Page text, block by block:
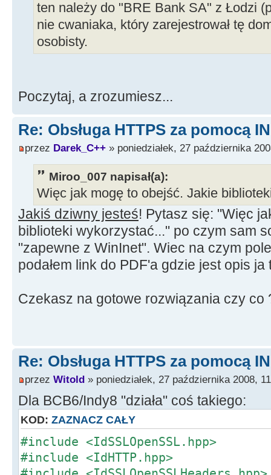
ten należy do "BRE Bank SA" z Łodzi
nie cwaniaka, który zarejestrował tę
osobisty.
Poczytaj, a zrozumiesz...
Re: Obsługa HTTPS za pomocą
przez Darek_C++ » poniedziałek, 27 października
Miroo_007 napisał(a):
Więc jak mogę to obejść. Jakie
Jakiś dziwny jesteś! Pytasz się: "Więc
biblioteki wykorzystać..." po czym sam
"zapewne z WinInet". Wiec na czym
podałem link do PDF'a gdzie jest opis ja
Czekasz na gotowe rozwiązania czy co
Re: Obsługa HTTPS za pomocą
przez Witold » poniedziałek, 27 października 2008,
Dla BCB6/Indy8 "działa" coś takiego:
KOD: ZAZNACZ CAŁY
#include <IdSSLOpenSSL.hpp>
#include <IdHTTP.hpp>